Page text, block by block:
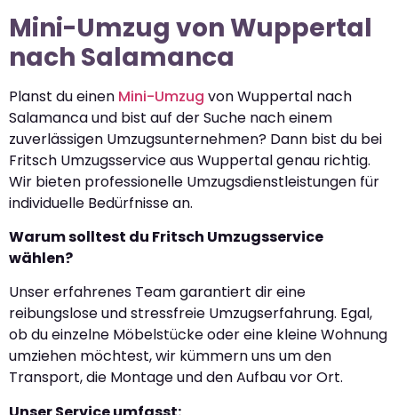
Mini-Umzug von Wuppertal
nach Salamanca
Planst du einen Mini-Umzug von Wuppertal nach
Salamanca und bist auf der Suche nach einem
zuverlässigen Umzugsunternehmen? Dann bist du bei
Fritsch Umzugsservice aus Wuppertal genau richtig.
Wir bieten professionelle Umzugsdienstleistungen für
individuelle Bedürfnisse an.
Warum solltest du Fritsch Umzugsservice
wählen?
Unser erfahrenes Team garantiert dir eine
reibungslose und stressfreie Umzugserfahrung. Egal,
ob du einzelne Möbelstücke oder eine kleine Wohnung
umziehen möchtest, wir kümmern uns um den
Transport, die Montage und den Aufbau vor Ort.